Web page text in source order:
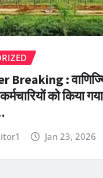
Breaking :
को किया
Jan 23, 2026